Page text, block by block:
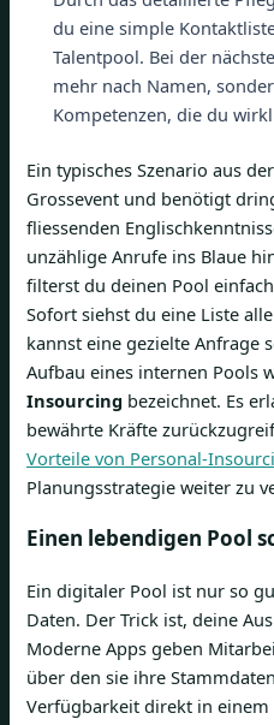
du eine simple
Talentpool. Bei der
mehr nach Namen,
Kompetenzen, die du
Ein typisches Szenario aus
Grossevent und benötigt
fliessenden
unzählige Anrufe ins Blaue
filterst du deinen Pool
Sofort siehst du eine Liste
kannst eine gezielte Anfrage
Aufbau eines internen Pools
Insourcing bezeichnet. Es
bewährte Kräfte
Vorteile von Personal-
Planungsstrategie weiter zu
Einen lebendigen Pool
Ein digitaler Pool ist nur so
Daten. Der Trick ist, deine
Moderne Apps geben
über den sie ihre
Verfügbarkeit direkt in